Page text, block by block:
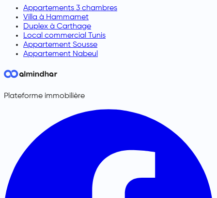
Appartements 3 chambres
Villa à Hammamet
Duplex à Carthage
Local commercial Tunis
Appartement Sousse
Appartement Nabeul
Plateforme immobilière